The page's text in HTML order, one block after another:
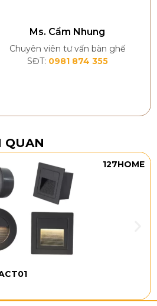
Ms. Cẩm Nhung
Chuyên viên tư vấn bàn ghế
SĐT: 0981 874 355
QUAN
127HOME